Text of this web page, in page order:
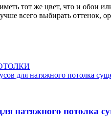
тот же цвет, что и обои
всего выбирать оттенок,
для натяжного потолка
натяжного потолка